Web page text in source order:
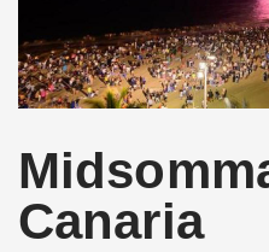
Canaria